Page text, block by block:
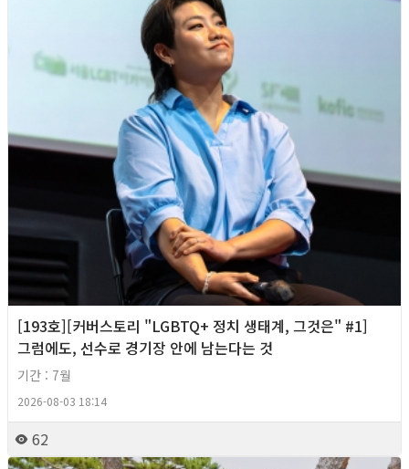
[193호][커버스토리 "LGBTQ+ 정치 생태계, 그것은" #1]
그럼에도, 선수로 경기장 안에 남는다는 것
기간 : 7월
2026-08-03 18:14
62